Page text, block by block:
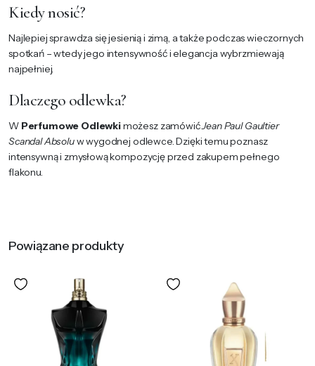
Kiedy nosić?
Najlepiej sprawdza się jesienią i zimą, a także podczas wieczornych
spotkań – wtedy jego intensywność i elegancja wybrzmiewają
najpełniej.
Dlaczego odlewka?
W Perfumowe Odlewkimożesz zamówićJean Paul Gaultier
Scandal Absoluw wygodnej odlewce. Dzięki temu poznasz
intensywną i zmysłową kompozycję przed zakupem pełnego
flakonu.
Powiązane produkty